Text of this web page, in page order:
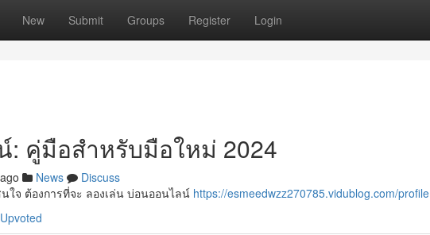
New Submit Groups Register Login
: คู่มือสำหรับมือใหม่ 2024
News
Discuss
จ ต้องการที่จะ ลองเล่น บ่อนออนไลน์ https://esmeedwzz270785.vidublog.com/profile